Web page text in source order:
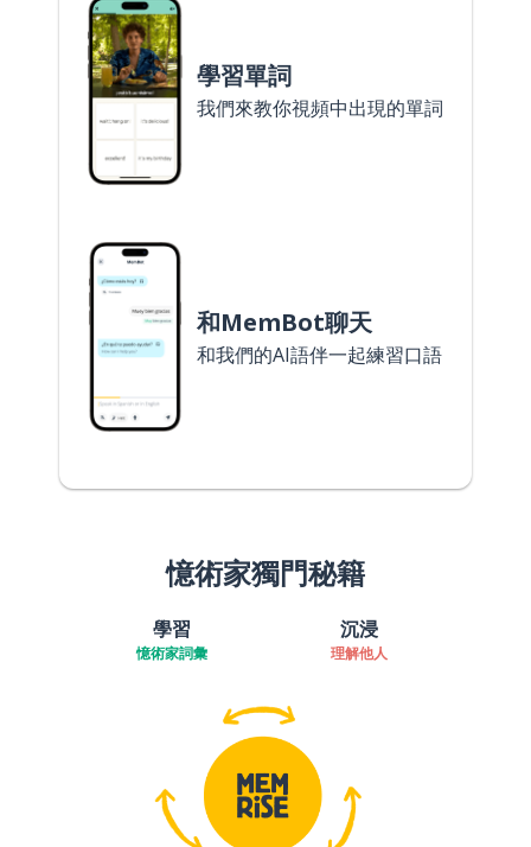
學習單詞
我們來教你視頻中出現的單詞
和MemBot聊天
和我們的AI語伴一起練習口語
憶術家獨門秘籍
學習
憶術家詞彙
沉浸
理解他人